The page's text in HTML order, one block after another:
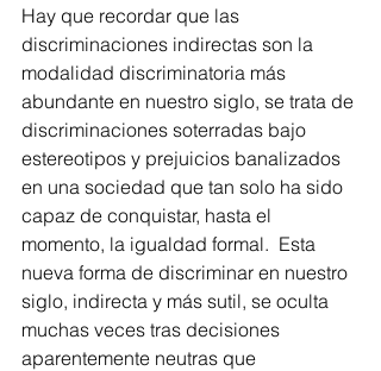
Hay que recordar que las
discriminaciones indirectas son la
modalidad discriminatoria más
abundante en nuestro siglo, se trata de
discriminaciones soterradas bajo
estereotipos y prejuicios banalizados
en una sociedad que tan solo ha sido
capaz de conquistar, hasta el
momento, la igualdad formal.  Esta
nueva forma de discriminar en nuestro
siglo, indirecta y más sutil, se oculta
muchas veces tras decisiones
aparentemente neutras que